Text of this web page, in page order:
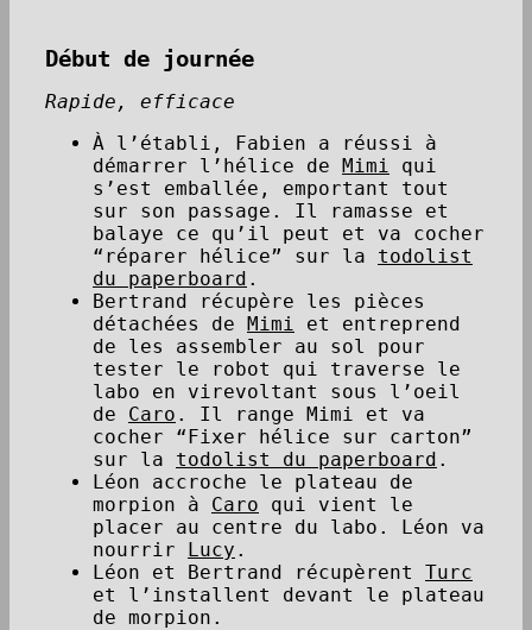
Début de journée
Rapide, efficace
À l’établi, Fabien a réussi à
démarrer l’hélice de Mimi qui
s’est emballée, emportant tout
sur son passage. Il ramasse et
balaye ce qu’il peut et va cocher
“réparer hélice” sur la todolist
du paperboard .
Bertrand récupère les pièces
détachées de Mimi et entreprend
de les assembler au sol pour
tester le robot qui traverse le
labo en virevoltant sous l’oeil
de Caro . Il range Mimi et va
cocher “Fixer hélice sur carton”
sur la todolist du paperboard .
Léon accroche le plateau de
morpion à Caro qui vient le
placer au centre du labo. Léon va
nourrir Lucy .
Léon et Bertrand récupèrent Turc
et l’installent devant le plateau
de morpion.